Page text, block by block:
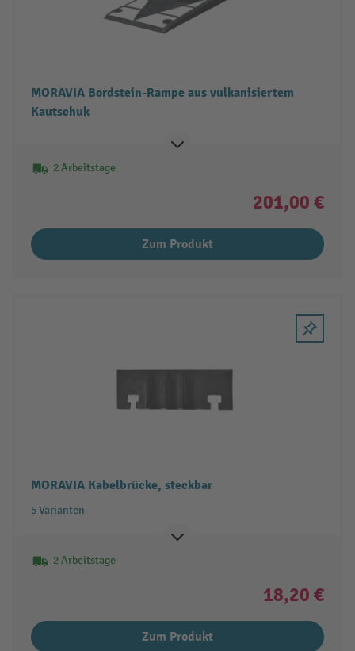
MORAVIA Bordstein-Rampe aus vulkanisiertem
Kautschuk
2 Arbeitstage
201,00 €
Zum Produkt
MORAVIA Kabelbrücke, steckbar
5 Varianten
2 Arbeitstage
18,20 €
Zum Produkt